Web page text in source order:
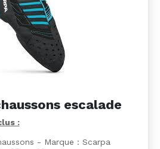
escalade
:
- Marque : Scarpa